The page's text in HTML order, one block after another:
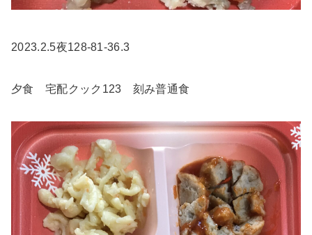
2023.2.5夜128-81-36.3
夕食 宅配クック123 刻み普通食